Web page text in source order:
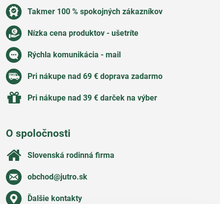
Takmer 100 % spokojných zákazníkov
Nízka cena produktov - ušetríte
Rýchla komunikácia - mail
Pri nákupe nad 69 € doprava zadarmo
Pri nákupe nad 39 € darček na výber
O spoločnosti
Slovenská rodinná firma
obchod​@jutro​.sk
Ďalšie kontakty